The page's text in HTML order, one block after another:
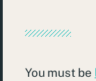
You must be